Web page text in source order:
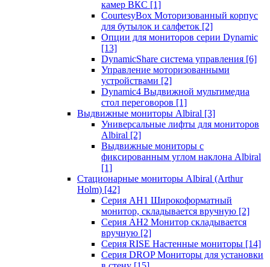
камер ВКС [1]
CourtesyBox Моторизованный корпус
для бутылок и салфеток [2]
Опции для мониторов серии Dynamic
[13]
DynamicShare система управления [6]
Управление моторизованными
устройствами [2]
Dynamic4 Выдвижной мультимедиа
стол переговоров [1]
Выдвижные мониторы Albiral [3]
Универсальные лифты для мониторов
Albiral [2]
Выдвижные мониторы с
фиксированным углом наклона Albiral
[1]
Стационарные мониторы Albiral (Arthur
Holm) [42]
Серия AH1 Широкоформатный
монитор, складывается вручную [2]
Серия AH2 Монитор складывается
вручную [2]
Серия RISE Настенные мониторы [14]
Серия DROP Мониторы для установки